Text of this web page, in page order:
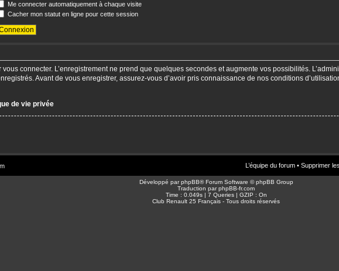
Me connecter automatiquement à chaque visite
Cacher mon statut en ligne pour cette session
connecter. L’enregistrement ne prend que quelques secondes et augmente vos possibilités.
Avant de vous enregistrer, assurez-vous d’avoir pris connaissance de nos conditions
de vie privée
L’équipe du forum • Supprimer
Développé parphpBB® Forum Software © phpBB Group
Traduction parphpBB-fr.com
Time : 0.049s | 7 Queries | GZIP : On
Club Renault 25 Français - Tous droits réservés